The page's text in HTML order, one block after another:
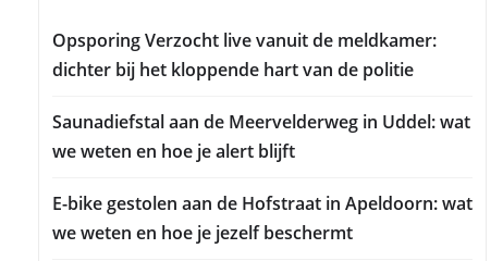
Opsporing Verzocht live vanuit de meldkamer:
dichter bij het kloppende hart van de politie
Saunadiefstal aan de Meervelderweg in Uddel: wat
we weten en hoe je alert blijft
E-bike gestolen aan de Hofstraat in Apeldoorn: wat
we weten en hoe je jezelf beschermt